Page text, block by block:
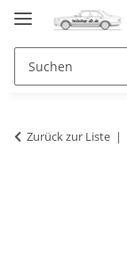
Zurück zur Liste